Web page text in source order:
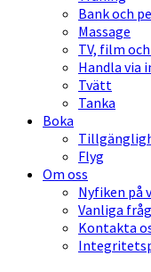
Bank och
Massage
TV, film
Handla via
Tvätt
Tanka
Boka
Flyg
Om oss
Nyfiken på
Vanliga
Kontakta